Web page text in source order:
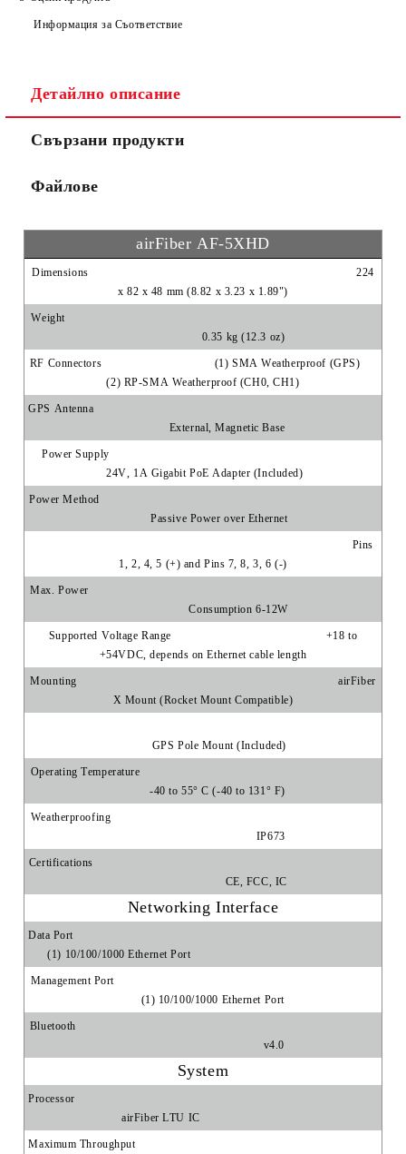
Ние ще се свържем с вас в рамките на работния ден.
Информация за Съответствие
Детайлно описание
Свързани продукти
Файлове
airFiber AF‑5XHD
Dimensions
224
x 82 x 48 mm (8.82 x 3.23 x 1.89")
Weight
0.35 kg (12.3 oz)
RF Connectors
(1) SMA Weatherproof (GPS)
(2) RP-SMA Weatherproof (CH0, CH1)
GPS Antenna
External, Magnetic Base
Power Supply
24V, 1A Gigabit PoE Adapter (Included)
Power Method
Passive Power over Ethernet
Pins
1, 2, 4, 5 (+) and Pins 7, 8, 3, 6 (-)
Max. Power
Consumption 6-12W
Supported Voltage Range
+18 to
+54VDC, depends on Ethernet cable length
Mounting
airFiber
X Mount (Rocket Mount Compatible)
GPS Pole Mount (Included)
Operating Temperature
-40 to 55° C (-40 to 131° F)
Weatherproofing
IP673
Certifications
CE, FCC, IC
Networking Interface
Data Port
(1) 10/100/1000 Ethernet Port
Management Port
(1) 10/100/1000 Ethernet Port
Bluetooth
v4.0
System
Processor
airFiber LTU IC
Maximum Throughput